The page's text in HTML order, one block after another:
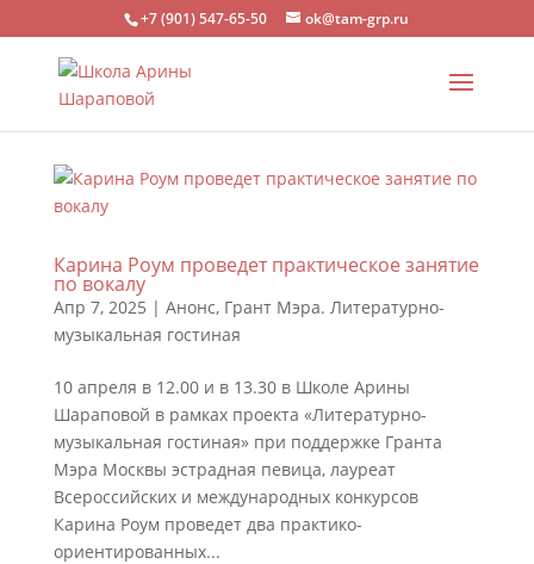
+7 (901) 547-65-50 ok@tam-grp.ru
Карина Роум проведет практическое занятие
по вокалу
Апр 7, 2025 | Анонс, Грант Мэра. Литературно-
музыкальная гостиная
10 апреля в 12.00 и в 13.30 в Школе Арины
Шараповой в рамках проекта «Литературно-
музыкальная гостиная» при поддержке Гранта
Мэра Москвы эстрадная певица, лауреат
Всероссийских и международных конкурсов
Карина Роум проведет два практико-
ориентированных...